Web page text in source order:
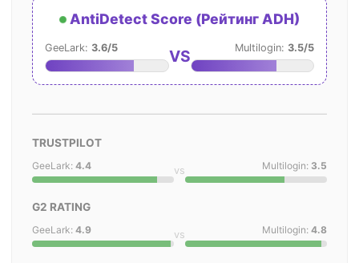
AntiDetect Score (Рейтинг ADH)
GeeLark: 3.6/5 VS Multilogin: 3.5/5
TRUSTPILOT
GeeLark: 4.4 vs Multilogin: 3.5
G2 RATING
GeeLark: 4.9 vs Multilogin: 4.8